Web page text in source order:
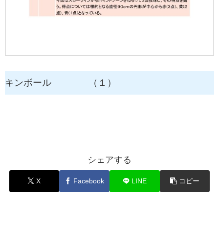
キンボール （１）
シェアする
X Facebook LINE コピー